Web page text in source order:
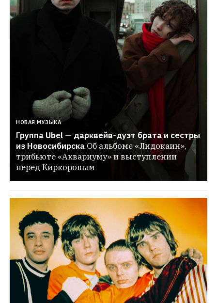
НОВАЯ МУЗЫКА
Группа Ubel — дарквейв-дуэт брата и сестры
из Новосибирска Об альбоме «Лидокаин»,
трибьюте «Аквариуму» и выступлении
перед Киркоровым